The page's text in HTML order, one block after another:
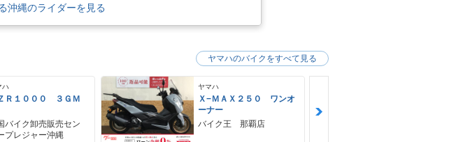
沖縄のライダーを見る
ハ
Ｒ１０００ ３ＧＭ
バイク卸売販売セン
プレジャー沖縄
ヤマハ
Ｘ−ＭＡＸ２５０ ワンオ
ーナー
バイク王 那覇店
ヤマハのバイクをすべて見る